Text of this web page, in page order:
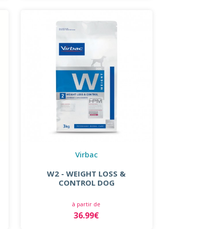
Virbac
W2 - WEIGHT LOSS &
CONTROL DOG
à partir de
36.99€